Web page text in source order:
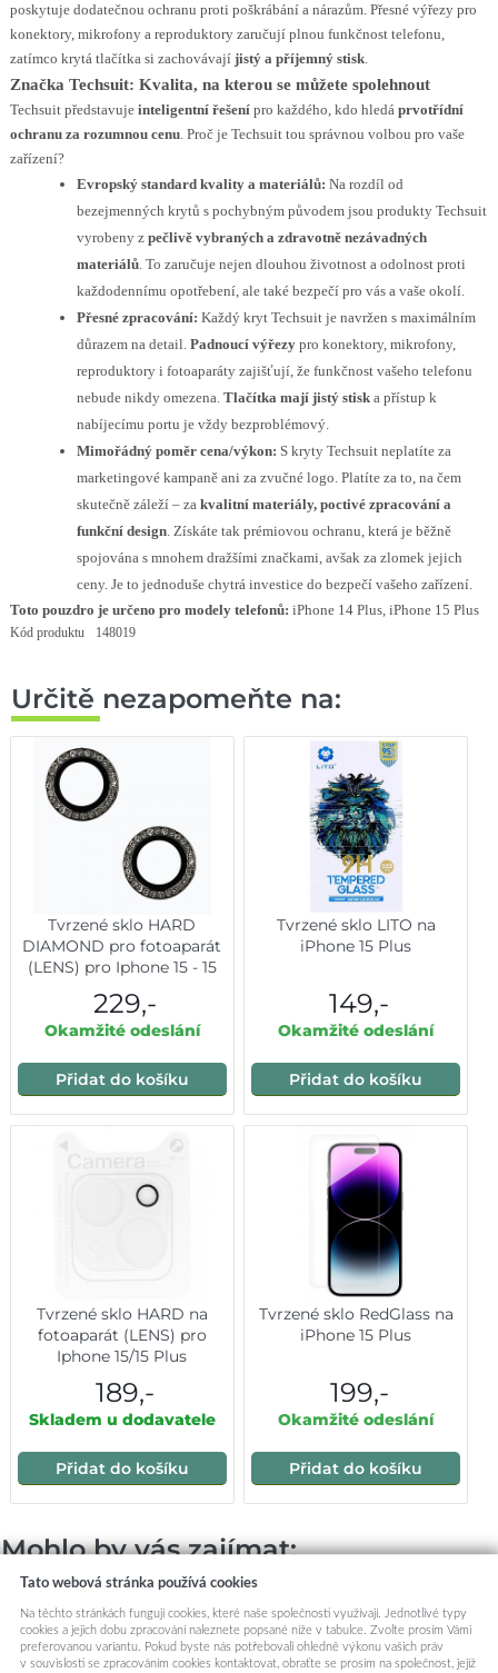
poskytuje dodatečnou ochranu proti poškrábání a nárazům. Přesné výřezy pro
konektory, mikrofony a reproduktory zaručují plnou funkčnost telefonu,
zatímco krytá tlačítka si zachovávají jistý a příjemný stisk.
Značka Techsuit: Kvalita, na kterou se můžete spolehnout
Techsuit představuje inteligentní řešenípro každého, kdo hledá prvotřídní
ochranu za rozumnou cenu. Proč je Techsuit tou správnou volbou pro vaše
zařízení?
Evropský standard kvality a materiálů: Na rozdíl od
bezejmenných krytů s pochybným původem jsou produkty Techsuit
vyrobeny z pečlivě vybraných a zdravotně nezávadných
materiálů. To zaručuje nejen dlouhou životnost a odolnost proti
každodennímu opotřebení, ale také bezpečí pro vás a vaše okolí.
Přesné zpracování: Každý kryt Techsuit je navržen s maximálním
důrazem na detail. Padnoucí výřezypro konektory, mikrofony,
reproduktory i fotoaparáty zajišťují, že funkčnost vašeho telefonu
nebude nikdy omezena. Tlačítka mají jistý stiska přístup k
nabíjecímu portu je vždy bezproblémový.
Mimořádný poměr cena/výkon: S kryty Techsuit neplatíte za
marketingové kampaně ani za zvučné logo. Platíte za to, na čem
skutečně záleží – za kvalitní materiály, poctivé zpracování a
funkční design. Získáte tak prémiovou ochranu, která je běžně
spojována s mnohem dražšími značkami, avšak za zlomek jejich
ceny. Je to jednoduše chytrá investice do bezpečí vašeho zařízení.
Toto pouzdro je určeno pro modely telefonů: iPhone 14 Plus, iPhone 15 Plus
Kód produktu 148019
Určitě nezapomeňte na:
Tvrzené sklo HARD
DIAMOND pro fotoaparát
(LENS) pro Iphone 15 - 15
229,-
Okamžité odeslání
Přidat do košíku
Tvrzené sklo LITO na
iPhone 15 Plus
149,-
Okamžité odeslání
Přidat do košíku
Tvrzené sklo HARD na
fotoaparát (LENS) pro
Iphone 15/15 Plus
189,-
Skladem u dodavatele
Přidat do košíku
Tvrzené sklo RedGlass na
iPhone 15 Plus
199,-
Okamžité odeslání
Přidat do košíku
Mohlo by vás zajímat:
Tato webová stránka používá cookies
Na těchto stránkách fungují cookies, které naše společnosti využívají. Jednotlivé typy
cookies a jejich dobu zpracování naleznete popsané níže v tabulce. Zvolte prosím Vámi
preferovanou variantu. Pokud byste nás potřebovali ohledně výkonu vašich práv
v souvislosti se zpracováním cookies kontaktovat, obraťte se prosím na společnost, jejíž